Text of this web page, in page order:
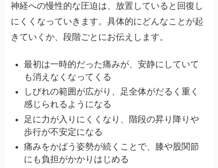
神経への慢性的な圧迫は、放置していると回復し
にくくなっていきます。具体的にどんなことが起
きていくか、段階ごとにお伝えします。
最初は一時的だった痛みが、安静にしていて
も消えなくなってくる
しびれの範囲が広がり、足全体がだるく重く
感じられるようになる
足に力が入りにくくなり、階段の昇り降りや
歩行が不安定になる
痛みをかばう姿勢が続くことで、膝や股関節
にも負担がかかりはじめる